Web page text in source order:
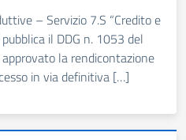
– Servizio 7.S “Credito e
il DDG n. 1053 del
la rendicontazione
in via definitiva […]